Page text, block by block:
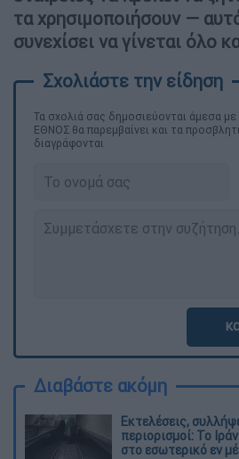
τα χρησιμοποιήσουν —
συνεχίσει να γίνεται όλο
Τα σχολιά σας δημοσιεύονται άμεσα
ΕΘΝΟΣ θα παρεμβαίνει και τα
διαγράφονται
Διαβάστε ακόμη
Εκτελέσεις,
περιορισμοί: Το
στο εσωτερικό εν